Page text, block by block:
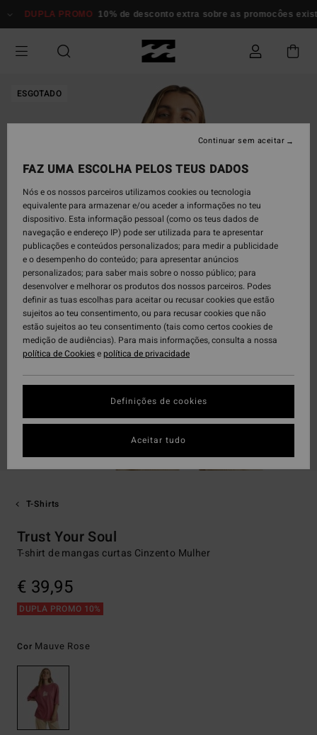
para
informação
DUPLA PROMO 10% de desconto extra sobre as promocôes
ESGOTADO
T-Shirts
Trust Your Soul
T-shirt de mangas curtas Cinzento Mulher
€ 39,95
DUPLA PROMO 10%
Cor Mauve Rose
FAZ UMA ESCOLHA PELOS TEUS DADOS
Nós e os nossos parceiros utilizamos cookies ou tecnologia
equivalente para armazenar e/ou aceder a informações no teu
dispositivo. Esta informação pessoal (como os teus dados de
navegação e endereço IP) pode ser utilizada para te apresentar
publicações e conteúdos personalizados; para medir a publicidade
e o desempenho do conteúdo; para apresentar anúncios
personalizados; para saber mais sobre o nosso público; para
desenvolver e melhorar os produtos dos nossos parceiros. Podes
definir as tuas escolhas para aceitar ou recusar cookies que estão
sujeitos ao teu consentimento, ou para recusar cookies que não
estão sujeitos ao teu consentimento (tais como certos cookies de
medição de audiências). Para mais informações, consulta a nossa
política de Cookiesepolítica de privacidade
Definições de cookies
Continuar sem aceitar
Aceitar tudo